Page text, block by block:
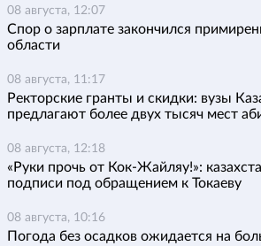
08 августа, 12:07
Спор о зарплате закончился
области
08 августа, 11:17
Ректорские гранты и скидки: вузы
предлагают более двух тысяч мест
08 августа, 12:18
«Руки прочь от Кок-Жайляу!»:
подписи под обращением к Токаеву
08 августа, 10:16
Погода без осадков ожидается на